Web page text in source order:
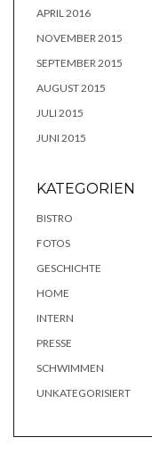
APRIL 2016
NOVEMBER 2015
SEPTEMBER 2015
AUGUST 2015
JULI 2015
JUNI 2015
KATEGORIEN
BISTRO
FOTOS
GESCHICHTE
HOME
INTERN
PRESSE
SCHWIMMEN
UNKATEGORISIERT